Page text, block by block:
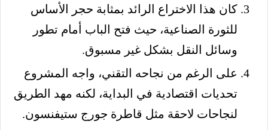
كان هذا الاختراع الرائد بمثابة حجر الأساس
للثورة الصناعية، حيث فتح الباب أمام تطور
وسائل النقل بشكل غير مسبوق.
على الرغم من نجاحه التقني، واجه المشروع
تحديات اقتصادية في البداية، لكنه مهد الطريق
لنجاحات لاحقة مثل قاطرة جورج ستيفنسون.